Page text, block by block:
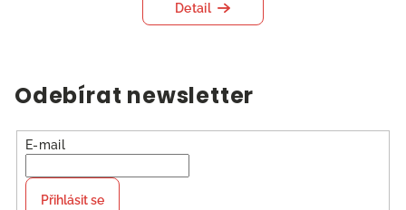
Detail
Odebírat newsletter
E-mail
Přihlásit se